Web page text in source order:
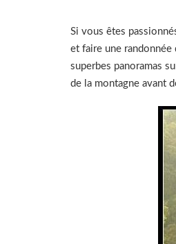
Si vous êtes
et faire une
superbes panoramas
de la montagne avant